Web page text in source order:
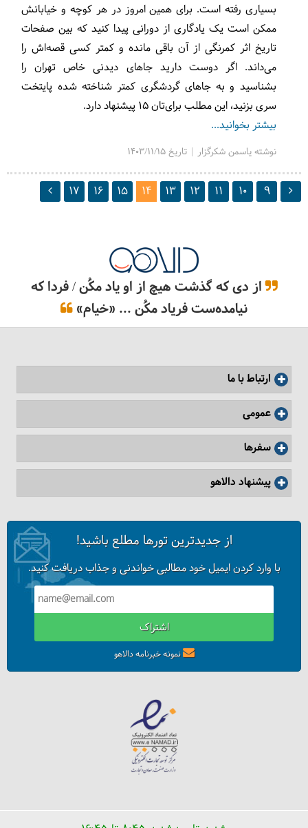
بسیاری رفته است. برای همین امروز در هر کوچه و خیابانش
ممکن است یک یادگاری از دورانی پیدا کنید که بین صفحات
تاریخ اثر کمرنگی از آن باقی مانده و کمتر کسی قصه‌اش را
می‌داند. اگر دوست دارید جاهای دیدنی خاص تهران را
بشناسید و به جاهای گردشگری کمتر شناخته شده پایتخت
سری بزنید،‌ این مطلب برای‌تان 15 پیشنهاد دارد.
بیشتر بخوانید...
نوشته یاسمن شکرگزار | تاریخ 1403/11/15
9
10
11
12
13
14
15
16
17
از دی که گذشت هیچ از او یاد مکُن / فردا که
نیامده‌ست فریاد مکُن ... «خیام»
ارتباط با ما
عمومی
سفرها
پیشنهاد دالاهو
از جدیدترین تورها مطلع باشید!
با وارد کردن ایمیل خود مطالبی خواندنی و جذاب دریافت کنید.
اشتراک
نمونه خبرنامه دالاهو